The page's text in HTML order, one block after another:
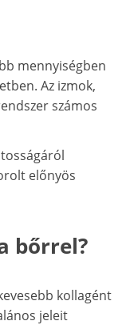
mennyiségben
Az izmok,
számos
előnyös
bőrrel?
kollagént
jeleit